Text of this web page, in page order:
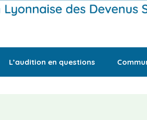
L’audition en questions